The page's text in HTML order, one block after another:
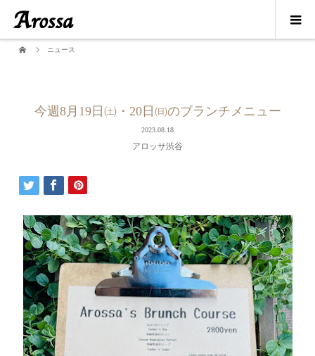
ニュース
今週8月19日㈯・20日㈰のブランチメニュー
2023.08.18
アロッサ渋谷